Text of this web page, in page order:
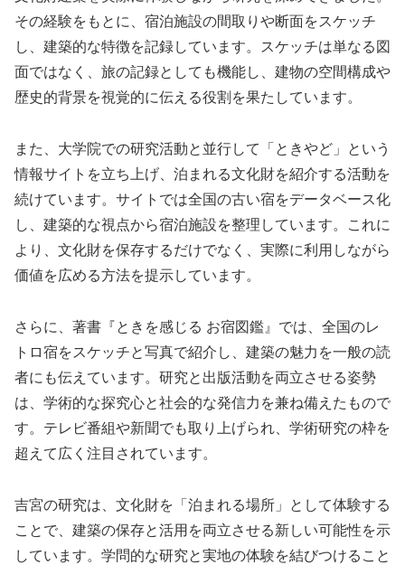
その経験をもとに、宿泊施設の間取りや断面をスケッチ
し、建築的な特徴を記録しています。スケッチは単なる図
面ではなく、旅の記録としても機能し、建物の空間構成や
歴史的背景を視覚的に伝える役割を果たしています。
また、大学院での研究活動と並行して「ときやど」という
情報サイトを立ち上げ、泊まれる文化財を紹介する活動を
続けています。サイトでは全国の古い宿をデータベース化
し、建築的な視点から宿泊施設を整理しています。これに
より、文化財を保存するだけでなく、実際に利用しながら
価値を広める方法を提示しています。
さらに、著書『ときを感じる お宿図鑑』では、全国のレ
トロ宿をスケッチと写真で紹介し、建築の魅力を一般の読
者にも伝えています。研究と出版活動を両立させる姿勢
は、学術的な探究心と社会的な発信力を兼ね備えたもので
す。テレビ番組や新聞でも取り上げられ、学術研究の枠を
超えて広く注目されています。
吉宮の研究は、文化財を「泊まれる場所」として体験する
ことで、建築の保存と活用を両立させる新しい可能性を示
しています。学問的な研究と実地の体験を結びつけること